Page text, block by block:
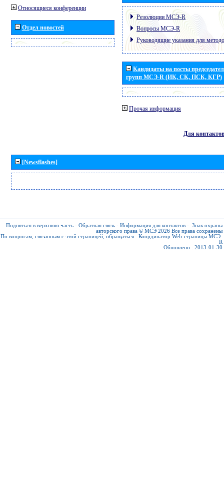
Относящиеся конференции
Отдел новостей
Резолюции МСЭ-R
Вопросы МСЭ-R
Руководящие указания для
Кандидаты на посты
групп МСЭ-R (ИК, СК, ПСК, КГР)
Прочая информация
Для контактов
[Newsflashes]
Подняться в верхнюю часть - Обратная связь - Информация для контактов - Знак охраны
авторского права © МСЭ 2026 Все права сохранены
По вопросам, связанным с этой страницей, обращаться : Координатор Web-страницы МСЭ-
R
Обновлено : 2013-01-30